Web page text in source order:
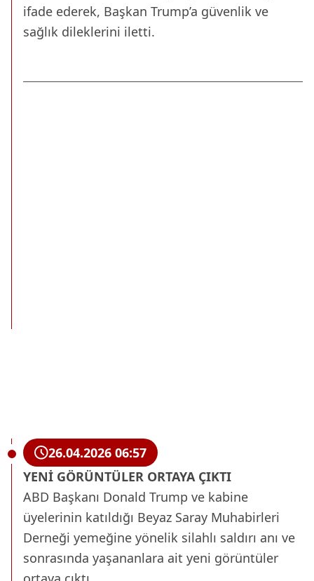
ifade ederek, Başkan Trump’a güvenlik ve
sağlık dileklerini iletti.
26.04.2026 06:57
YENİ GÖRÜNTÜLER ORTAYA ÇIKTI
ABD Başkanı Donald Trump ve kabine
üyelerinin katıldığı Beyaz Saray Muhabirleri
Derneği yemeğine yönelik silahlı saldırı anı ve
sonrasında yaşananlara ait yeni görüntüler